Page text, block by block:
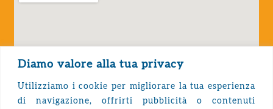
Diamo valore alla tua privacy
Utilizziamo i cookie per migliorare la tua esperienza
di navigazione, offrirti pubblicità o contenuti